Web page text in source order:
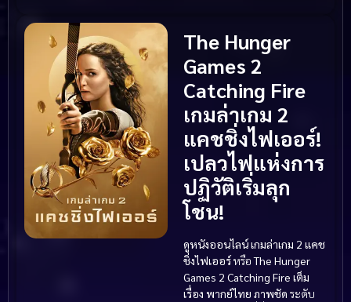
The Hunger
Games 2
Catching Fire
เกมล่าเกม 2
แคชชิ่งไฟเออร์!
เปลวไฟแห่งการ
ปฏิวัติเริ่มลุก
โชน!
ดูหนังออนไลน์เกมล่าเกม 2 แคช
ชิ่งไฟเออร์หรือThe Hunger
Games 2 Catching Fire เต็ม
เรื่อง พากย์ไทย ภาพชัด ระดับ